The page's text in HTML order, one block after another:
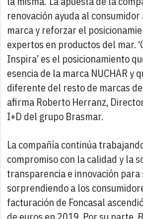
renovación ayuda al
marca y reforzar el
expertos en productos del mar.
Inspira’ es el posicionamiento
esencia de la marca NUCHAR y
diferente del resto de marcas
afirma Roberto Herranz,
I+D del grupo Brasmar.
La compañía continúa
compromiso con la calidad y la
transparencia e innovación para
sorprendiendo a los
facturación de Foncasal